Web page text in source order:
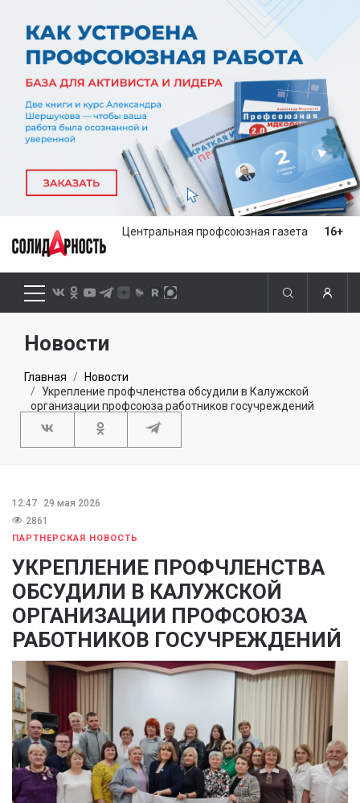
Центральная профсоюзная газета 16+
Новости
Главная
Новости
Укрепление профчленства обсудили в Калужской
организации профсоюза работников госучреждений
12:47
29 мая 2026
2861
ПАРТНЕРСКАЯ НОВОСТЬ
УКРЕПЛЕНИЕ ПРОФЧЛЕНСТВА
ОБСУДИЛИ В КАЛУЖСКОЙ
ОРГАНИЗАЦИИ ПРОФСОЮЗА
РАБОТНИКОВ ГОСУЧРЕЖДЕНИЙ